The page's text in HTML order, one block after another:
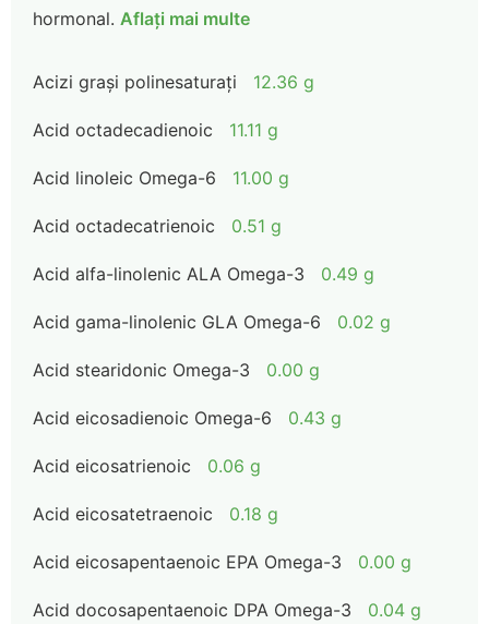
hormonal. Aflați mai multe
Acizi grași polinesaturați 12.36 g
Acid octadecadienoic 11.11 g
Acid linoleic Omega-6 11.00 g
Acid octadecatrienoic 0.51 g
Acid alfa-linolenic ALA Omega-3 0.49 g
Acid gama-linolenic GLA Omega-6 0.02 g
Acid stearidonic Omega-3 0.00 g
Acid eicosadienoic Omega-6 0.43 g
Acid eicosatrienoic 0.06 g
Acid eicosatetraenoic 0.18 g
Acid eicosapentaenoic EPA Omega-3 0.00 g
Acid docosapentaenoic DPA Omega-3 0.04 g